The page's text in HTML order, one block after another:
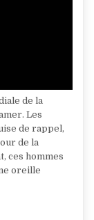
de la
Les
de rappel,
de la
ces hommes
oreille